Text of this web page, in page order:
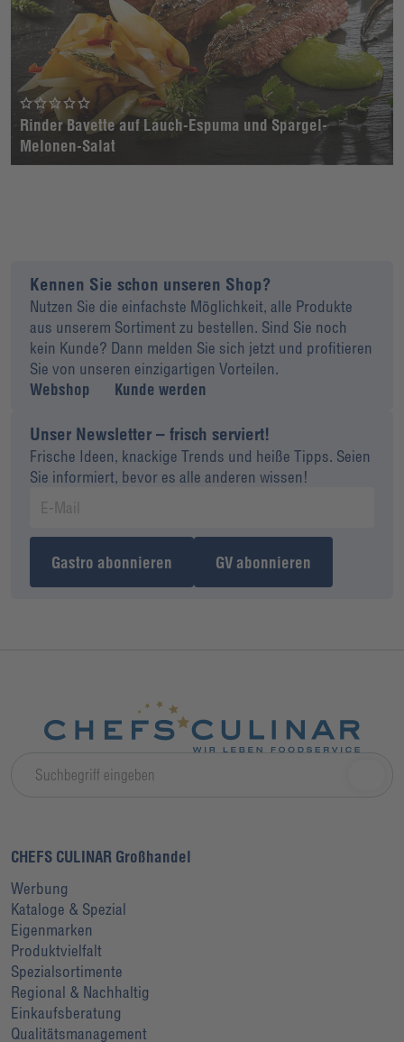
Rinder Bavette auf Lauch-Espuma und Spargel-
Melonen-Salat
Kennen Sie schon unseren Shop?
Nutzen Sie die einfachste Möglichkeit, alle Produkte
aus unserem Sortiment zu bestellen. Sind Sie noch
kein Kunde? Dann melden Sie sich jetzt und profitieren
Sie von unseren einzigartigen Vorteilen.
Webshop
Kunde werden
Unser Newsletter – frisch serviert!
Frische Ideen, knackige Trends und heiße Tipps. Seien
Sie informiert, bevor es alle anderen wissen!
Gastro abonnieren GV abonnieren
CHEFS CULINAR Großhandel
Werbung
Kataloge & Spezial
Eigenmarken
Produktvielfalt
Spezialsortimente
Regional & Nachhaltig
Einkaufsberatung
Qualitätsmanagement